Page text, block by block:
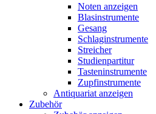
Noten anzeigen
Blasinstrumente
Gesang
Schlaginstrumente
Streicher
Studienpartitur
Tasteninstrumente
Zupfinstrumente
Antiquariat anzeigen
Zubehör